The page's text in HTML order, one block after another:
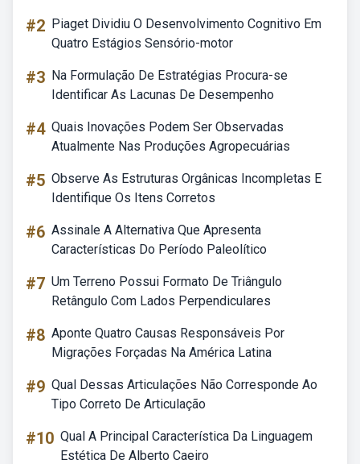
#2 Piaget Dividiu O Desenvolvimento Cognitivo Em
Quatro Estágios Sensório-motor
#3 Na Formulação De Estratégias Procura-se
Identificar As Lacunas De Desempenho
#4 Quais Inovações Podem Ser Observadas
Atualmente Nas Produções Agropecuárias
#5 Observe As Estruturas Orgânicas Incompletas E
Identifique Os Itens Corretos
#6 Assinale A Alternativa Que Apresenta
Características Do Período Paleolítico
#7 Um Terreno Possui Formato De Triângulo
Retângulo Com Lados Perpendiculares
#8 Aponte Quatro Causas Responsáveis Por
Migrações Forçadas Na América Latina
#9 Qual Dessas Articulações Não Corresponde Ao
Tipo Correto De Articulação
#10 Qual A Principal Característica Da Linguagem
Estética De Alberto Caeiro